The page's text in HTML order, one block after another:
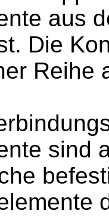
aus
Die
Reihe
sind